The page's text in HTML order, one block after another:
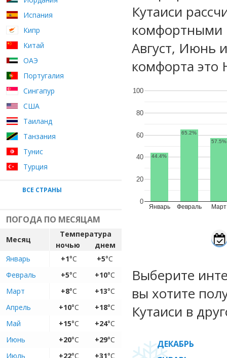
Испания
Кипр
Китай
ОАЭ
Португалия
Сингапур
США
Таиланд
Танзания
Тунис
Турция
ВСЕ СТРАНЫ
ПОГОДА ПО МЕСЯЦАМ
Месяц
Температура
ночью
днем
Январь
+1°C +5°C
Февраль
+5°C +10°C
Март
+8°C +13°C
Апрель
+10°C +18°C
Май
+15°C +24°C
Июнь
+20°C +29°C
Июль
+22°C +31°C
Кутаиси
комфортными
Август, Июнь
комфорта это
Январь Февраль Март
0
20
40
60
80
100
44.4%
65.2%
57.5%
Выберите
вы хотите
Кутаиси в
ДЕКАБРЬ